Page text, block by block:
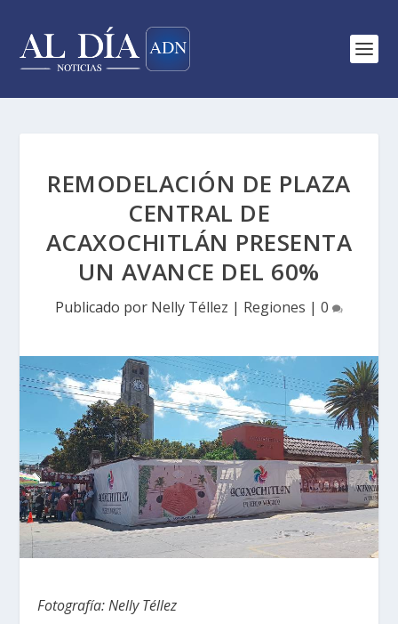
REMODELACIÓN DE PLAZA
CENTRAL DE
ACAXOCHITLÁN PRESENTA
UN AVANCE DEL 60%
Publicado por Nelly Téllez | Regiones | 0
Fotografía: Nelly Téllez